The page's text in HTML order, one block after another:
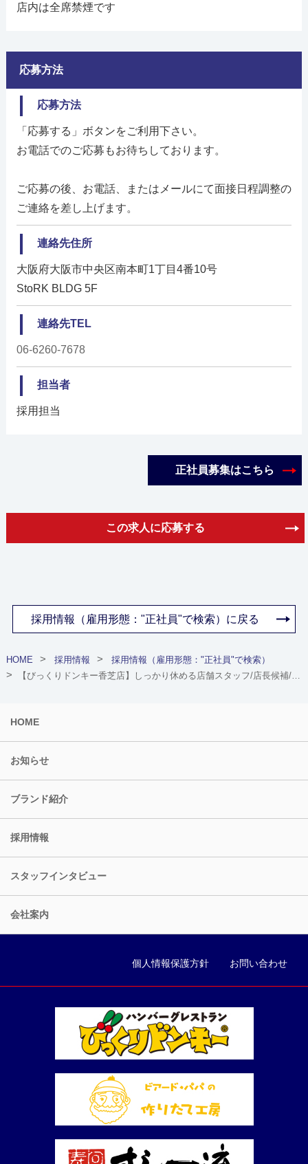
店内は全席禁煙です
応募方法
応募方法
「応募する」ボタンをご利用下さい。
お電話でのご応募もお待ちしております。
ご応募の後、お電話、またはメールにて面接日程調整の
ご連絡を差し上げます。
連絡先住所
大阪府大阪市中央区南本町1丁目4番10号
StoRK BLDG 5F
連絡先TEL
06-6260-7678
担当者
採用担当
正社員募集はこちら
この求人に応募する
採用情報（雇用形態："正社員"で検索）に戻る
HOME 採用情報
採用情報（雇用形態："正社員"で検索）
【びっくりドンキー香芝店】しっかり休める店舗スタッフ/店長候補/お祝金・退職金制度など福利厚生充実（奈良県香芝市）
HOME
お知らせ
ブランド紹介
採用情報
スタッフインタビュー
会社案内
お問い合わせ
個人情報保護方針